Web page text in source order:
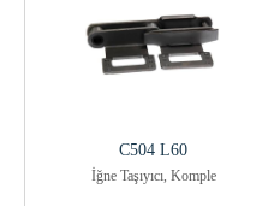
C504 L60
İğne Taşıyıcı, Komple